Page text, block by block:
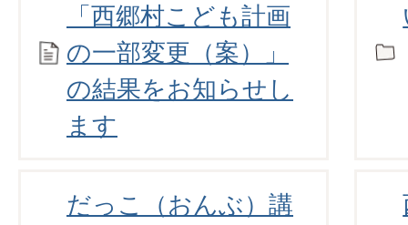
「西郷村こども計画
の一部変更（案）」
の結果をお知らせし
ます
だっこ（おんぶ）講